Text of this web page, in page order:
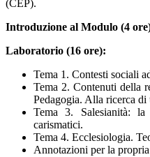
(CEP).
Introduzione al Modulo (4
Laboratorio (16 ore):
Tema 1. Contesti sociali
Tema 2. Contenuti della
Pedagogia. Alla ricerca di
Tema 3. Salesianità:
carismatici.
Tema 4. Ecclesiologia.
Annotazioni per la